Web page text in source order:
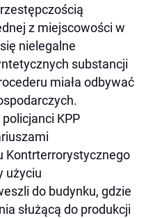
z miejscowości w
nielegalne
substancji
miała odbywać
KPP
Kontrterrorystycznego
użyciu
do budynku, gdzie
służącą do produkcji